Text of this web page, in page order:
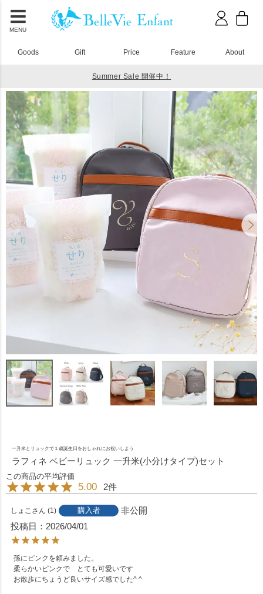
MENU
Goods Gift Price Feature About
Summer Sale 開催中！
ラフィネ ベビーリュック 一升米(小分けタイプ)セット
一升米とリュックで１歳誕生日をおしゃれにお祝いしよう
ラフィネ ベビーリュック 一升米(小分けタイプ)セット
5.00 2
しょこ 1 購入者
非公開
投稿日
2026/04/01
孫にピンクを頼みました。
柔らかいピンクで　とても可愛いです
お散歩にちょうど良いサイズ感でした^ ^